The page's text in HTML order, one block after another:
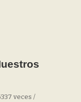
veces /